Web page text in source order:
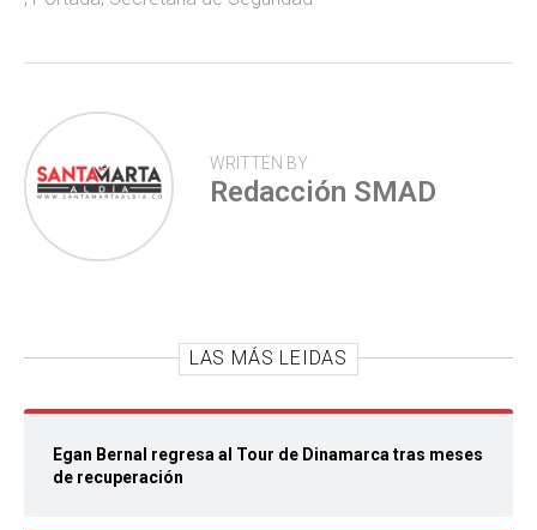
p
WRITTEN BY
Redacción SMAD
LAS MÁS LEIDAS
Egan Bernal regresa al Tour de Dinamarca tras meses
de recuperación